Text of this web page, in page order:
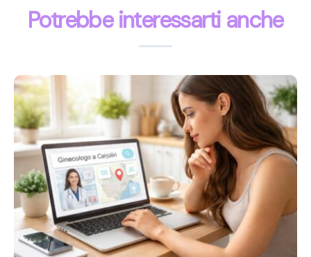
Potrebbe interessarti anche